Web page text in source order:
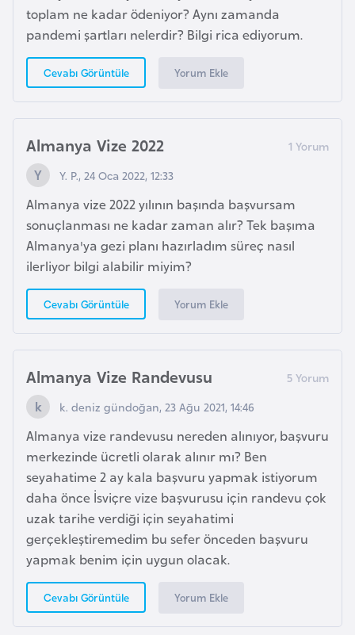
toplam ne kadar ödeniyor? Aynı zamanda
pandemi şartları nelerdir? Bilgi rica ediyorum.
Cevabı Görüntüle Yorum Ekle
Almanya Vize 2022
Y. P., 24 Oca 2022, 12:33
Almanya vize 2022 yılının başında başvursam
sonuçlanması ne kadar zaman alır? Tek başıma
Almanya'ya gezi planı hazırladım süreç nasıl
ilerliyor bilgi alabilir miyim?
Cevabı Görüntüle Yorum Ekle
Almanya Vize Randevusu
k. deniz gündoğan, 23 Ağu 2021, 14:46
Almanya vize randevusu nereden alınıyor, başvuru
merkezinde ücretli olarak alınır mı? Ben
seyahatime 2 ay kala başvuru yapmak istiyorum
daha önce İsviçre vize başvurusu için randevu çok
uzak tarihe verdiği için seyahatimi
gerçekleştiremedim bu sefer önceden başvuru
yapmak benim için uygun olacak.
Cevabı Görüntüle Yorum Ekle
K
a
a
d
a
K
e
n
y
a
K
o
n
g
o
K
ü
b
a
K
v